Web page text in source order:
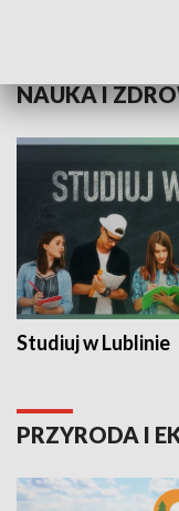
NAUKA I
Studiuj w Lublinie
PRZYRODA I